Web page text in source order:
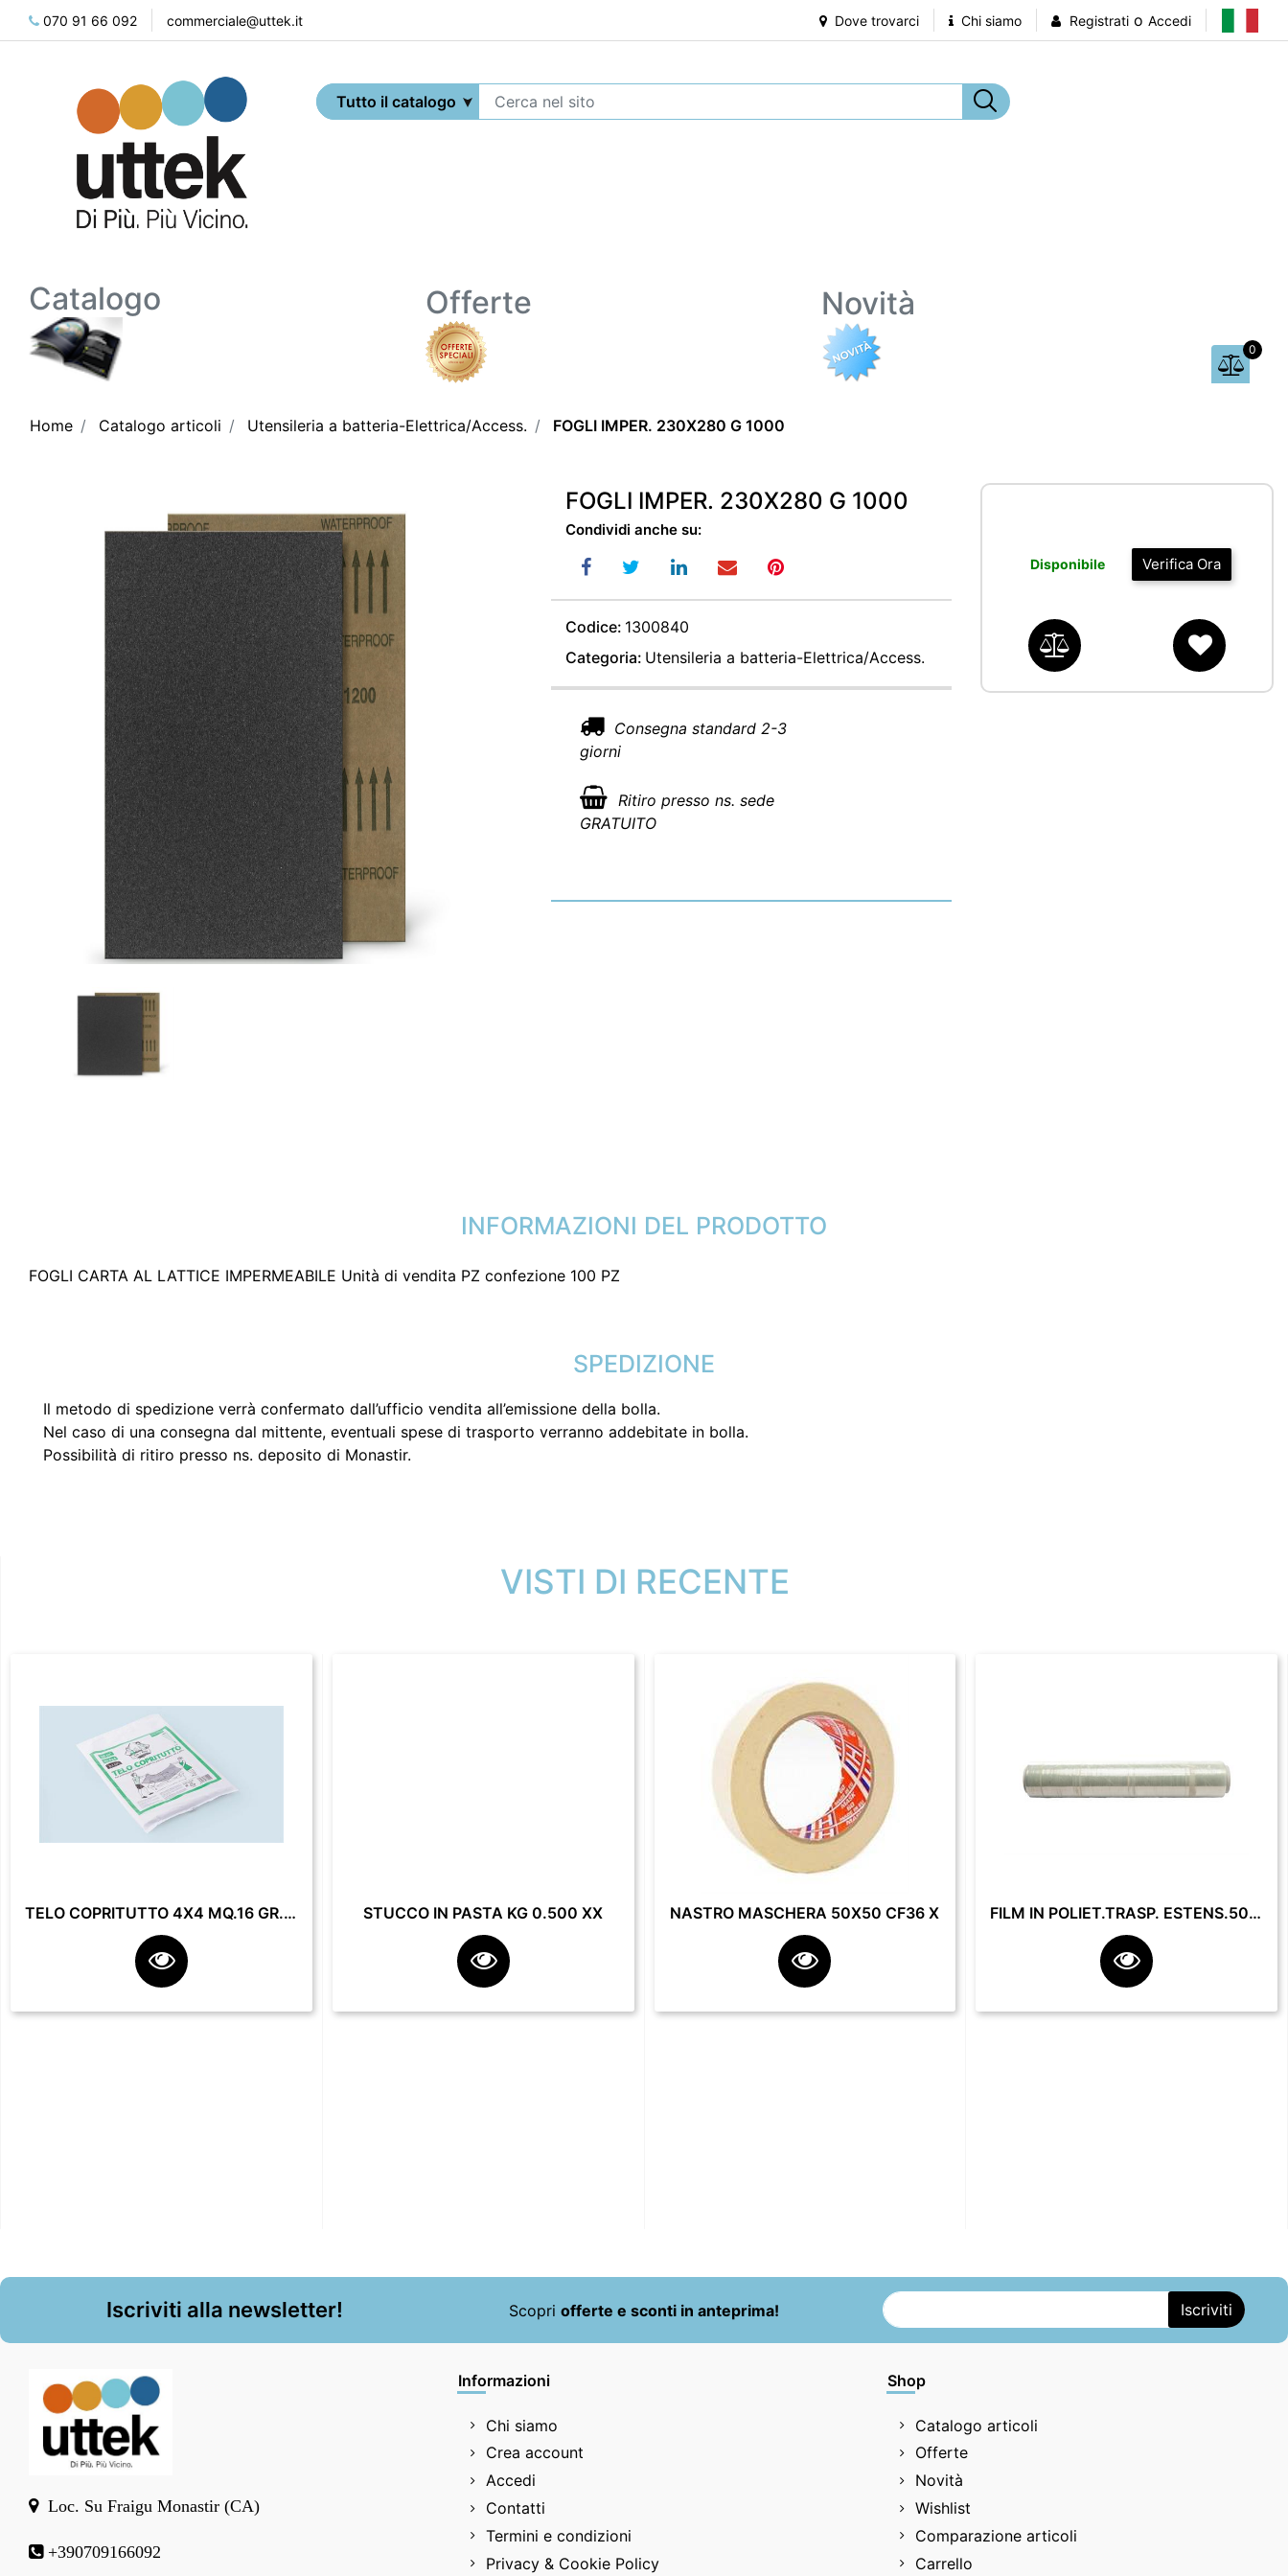
070 91 66 092 commerciale@uttek.it Dove trovarci Chi siamo Registrati o Accedi
Catalogo Offerte Novità
0
Home Catalogo articoli Utensileria a batteria-Elettrica/Access. FOGLI IMPER. 230X280 G 1000
FOGLI IMPER. 230X280 G 1000
Condividi anche su:
Codice: 1300840
Categoria: Utensileria a batteria-Elettrica/Access.
Consegna standard 2-3
giorni
Ritiro presso ns. sede
GRATUITO
Verifica Ora
Disponibile
INFORMAZIONI DEL PRODOTTO
FOGLI CARTA AL LATTICE IMPERMEABILE Unità di vendita PZ confezione 100 PZ
SPEDIZIONE
Il metodo di spedizione verrà confermato dall’ufficio vendita all’emissione della bolla.
Nel caso di una consegna dal mittente, eventuali spese di trasporto verranno addebitate in bolla.
Possibilità di ritiro presso ns. deposito di Monastir.
VISTI DI RECENTE
TELO COPRITUTTO 4X4 MQ.16 GR. 200** STUCCO IN PASTA KG 0.500 XX NASTRO MASCHERA 50X50 CF36 X FILM IN POLIET.TRASP. ESTENS.50 CM 23 MY 2.2 KG **
Iscriviti alla newsletter! Scopri offerte e sconti in anteprima!
Loc. Su Fraigu Monastir (CA)
+390709166092
Informazioni
Chi siamo
Crea account
Accedi
Contatti
Termini e condizioni
Privacy & Cookie Policy
Shop
Catalogo articoli
Offerte
Novità
Wishlist
Comparazione articoli
Carrello